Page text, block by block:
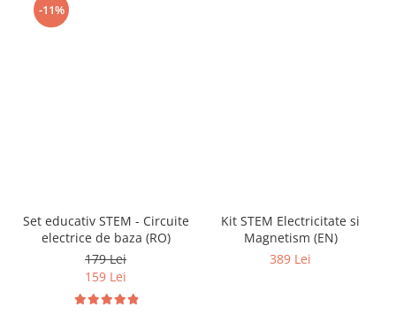
-11%
Set educativ STEM - Circuite
electrice de baza (RO)
179 Lei
159 Lei
Kit STEM Electricitate si
Magnetism (EN)
389 Lei